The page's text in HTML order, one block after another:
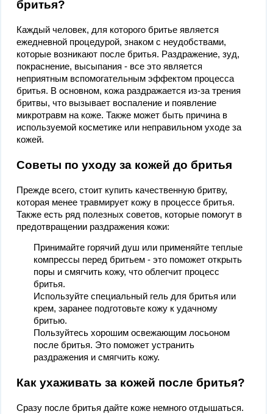
бритья?
Каждый человек, для которого бритье является
ежедневной процедурой, знаком с неудобствами,
которые возникают после бритья. Раздражение, зуд,
покраснение, высыпания - все это является
неприятным вспомогательным эффектом процесса
бритья. В основном, кожа раздражается из-за трения
бритвы, что вызывает воспаление и появление
микротравм на коже. Также может быть причина в
используемой косметике или неправильном уходе за
кожей.
Советы по уходу за кожей до бритья
Прежде всего, стоит купить качественную бритву,
которая менее травмирует кожу в процессе бритья.
Также есть ряд полезных советов, которые помогут в
предотвращении раздражения кожи:
Принимайте горячий душ или применяйте теплые
компрессы перед бритьем - это поможет открыть
поры и смягчить кожу, что облегчит процесс
бритья.
Используйте специальный гель для бритья или
крем, заранее подготовьте кожу к удачному
бритью.
Пользуйтесь хорошим освежающим лосьоном
после бритья. Это поможет устранить
раздражения и смягчить кожу.
Как ухаживать за кожей после бритья?
Сразу после бритья дайте коже немного отдышаться.